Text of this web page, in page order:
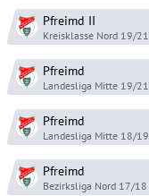
Pfreimd II
Kreisklasse Nord 19/21
Pfreimd
Landesliga Mitte 19/21
Pfreimd
Landesliga Mitte 18/19
Pfreimd
Bezirksliga Nord 17/18